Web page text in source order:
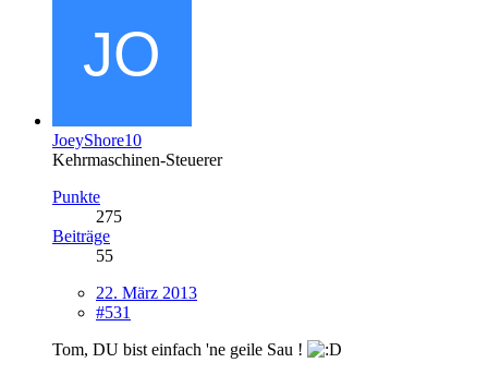
JoeyShore10
Kehrmaschinen-Steuerer
Punkte
275
Beiträge
55
22. März 2013
#531
Tom, DU bist einfach 'ne geile Sau !